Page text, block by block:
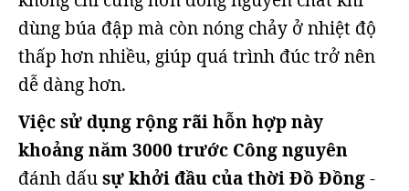
dùng búa đập mà còn nóng chảy ở nhiệt độ
thấp hơn nhiều, giúp quá trình đúc trở nên
dễ dàng hơn.
Việc sử dụng rộng rãi hỗn hợp này
khoảng năm 3000 trước Công nguyên
đánh dấusự khởi đầu của thời Đồ Đồng-